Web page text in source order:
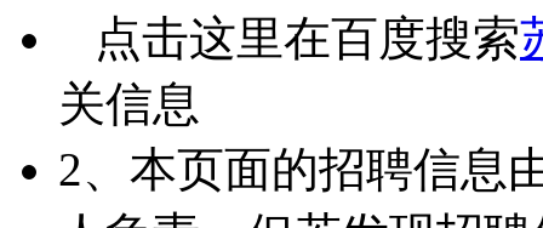
点击这里在百度搜索
关信息
2、本页面的招聘信息